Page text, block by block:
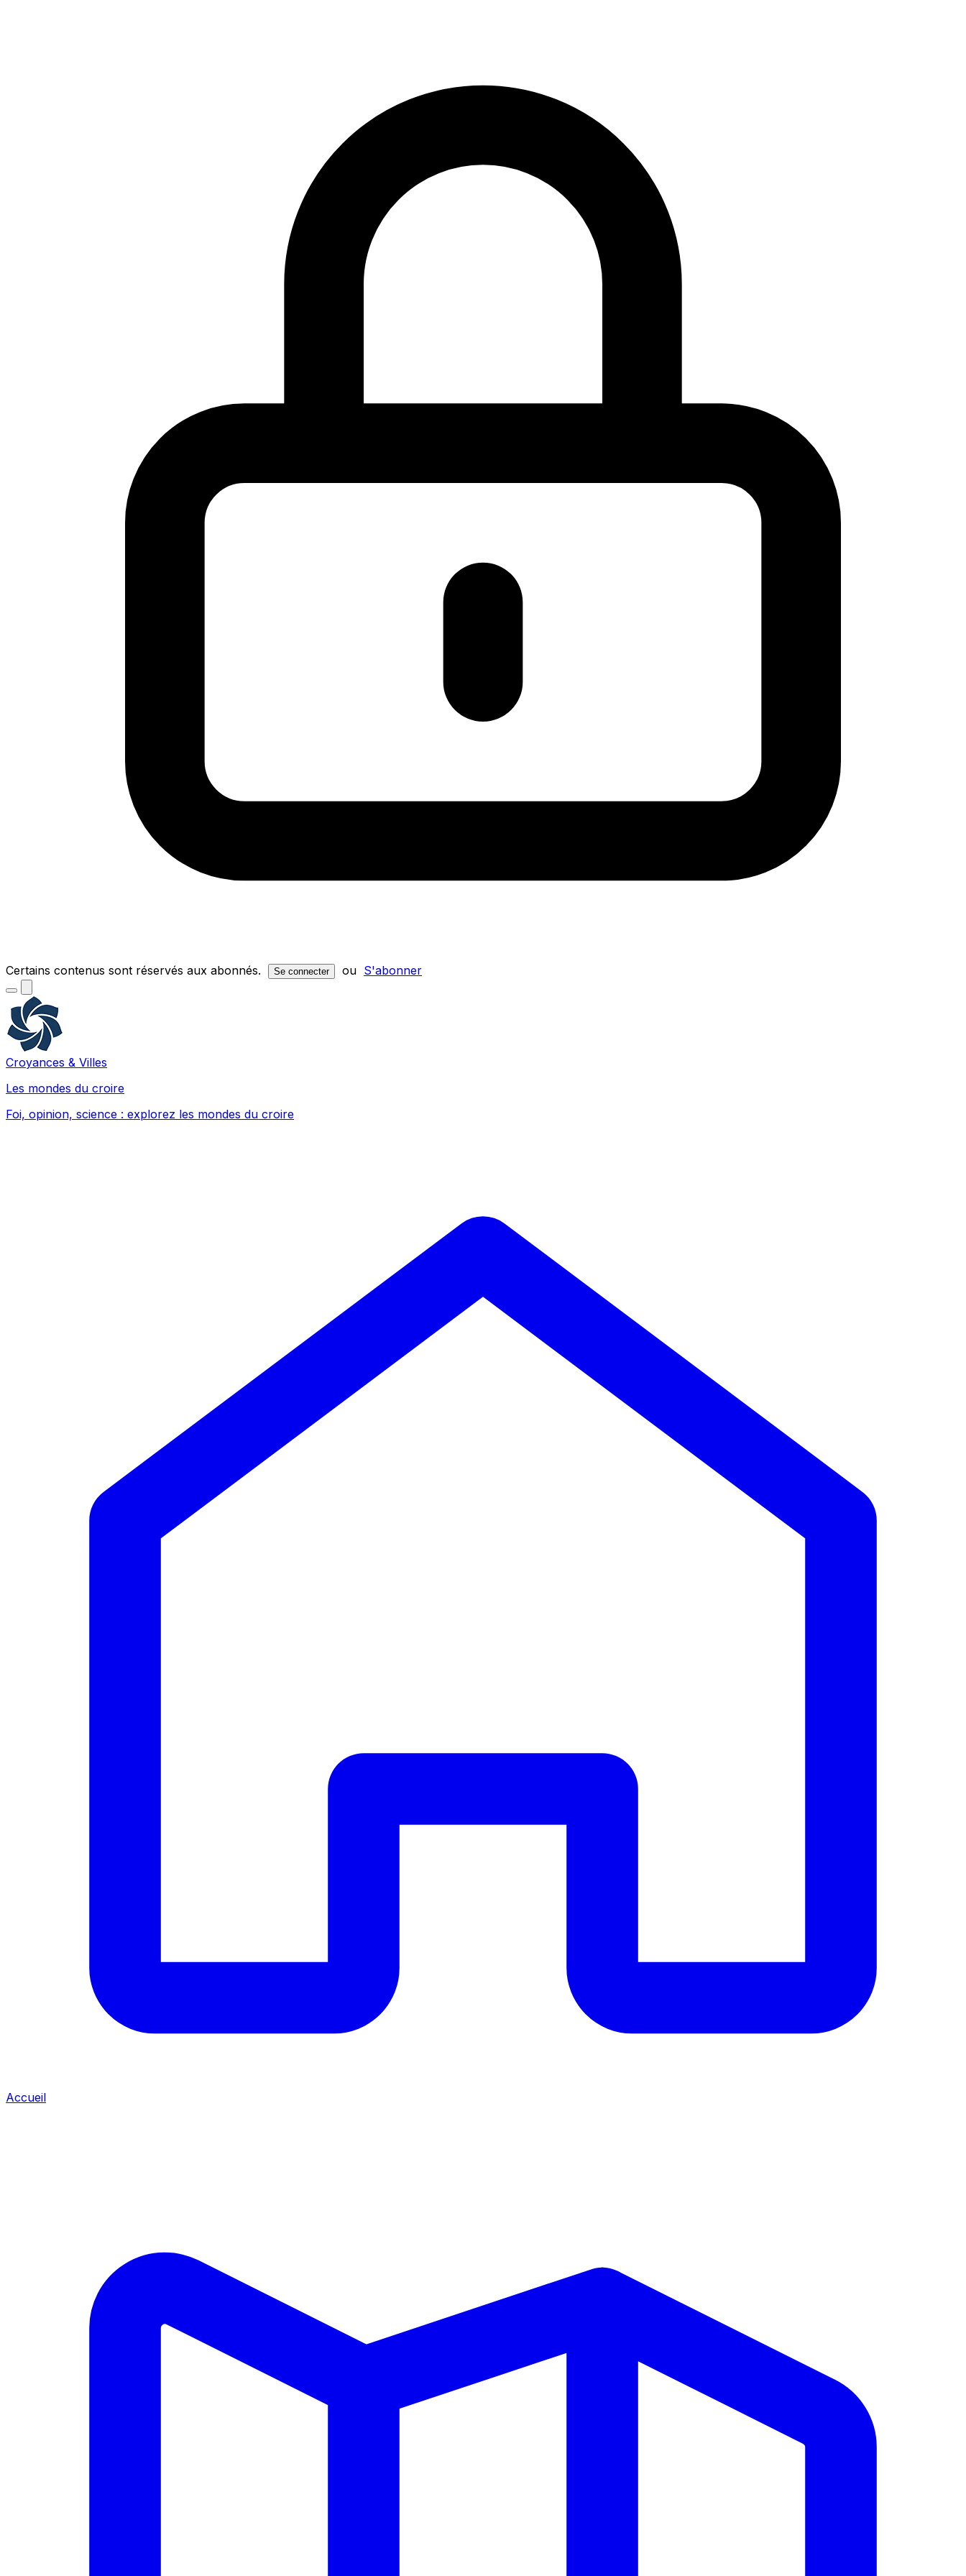
Certains contenus sont réservés aux abonnés. Se connecter ou S'abonner
Croyances & Villes
Les mondes du croire
Foi, opinion, science : explorez les mondes du croire
Accueil